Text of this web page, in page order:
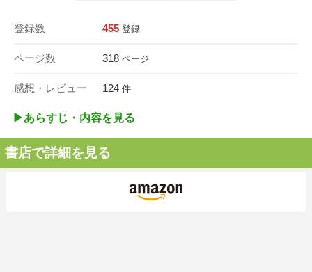
登録数 455 登録
ページ数 318 ページ
感想・レビュー 124 件
▶︎あらすじ・内容を見る
書店で詳細を見る